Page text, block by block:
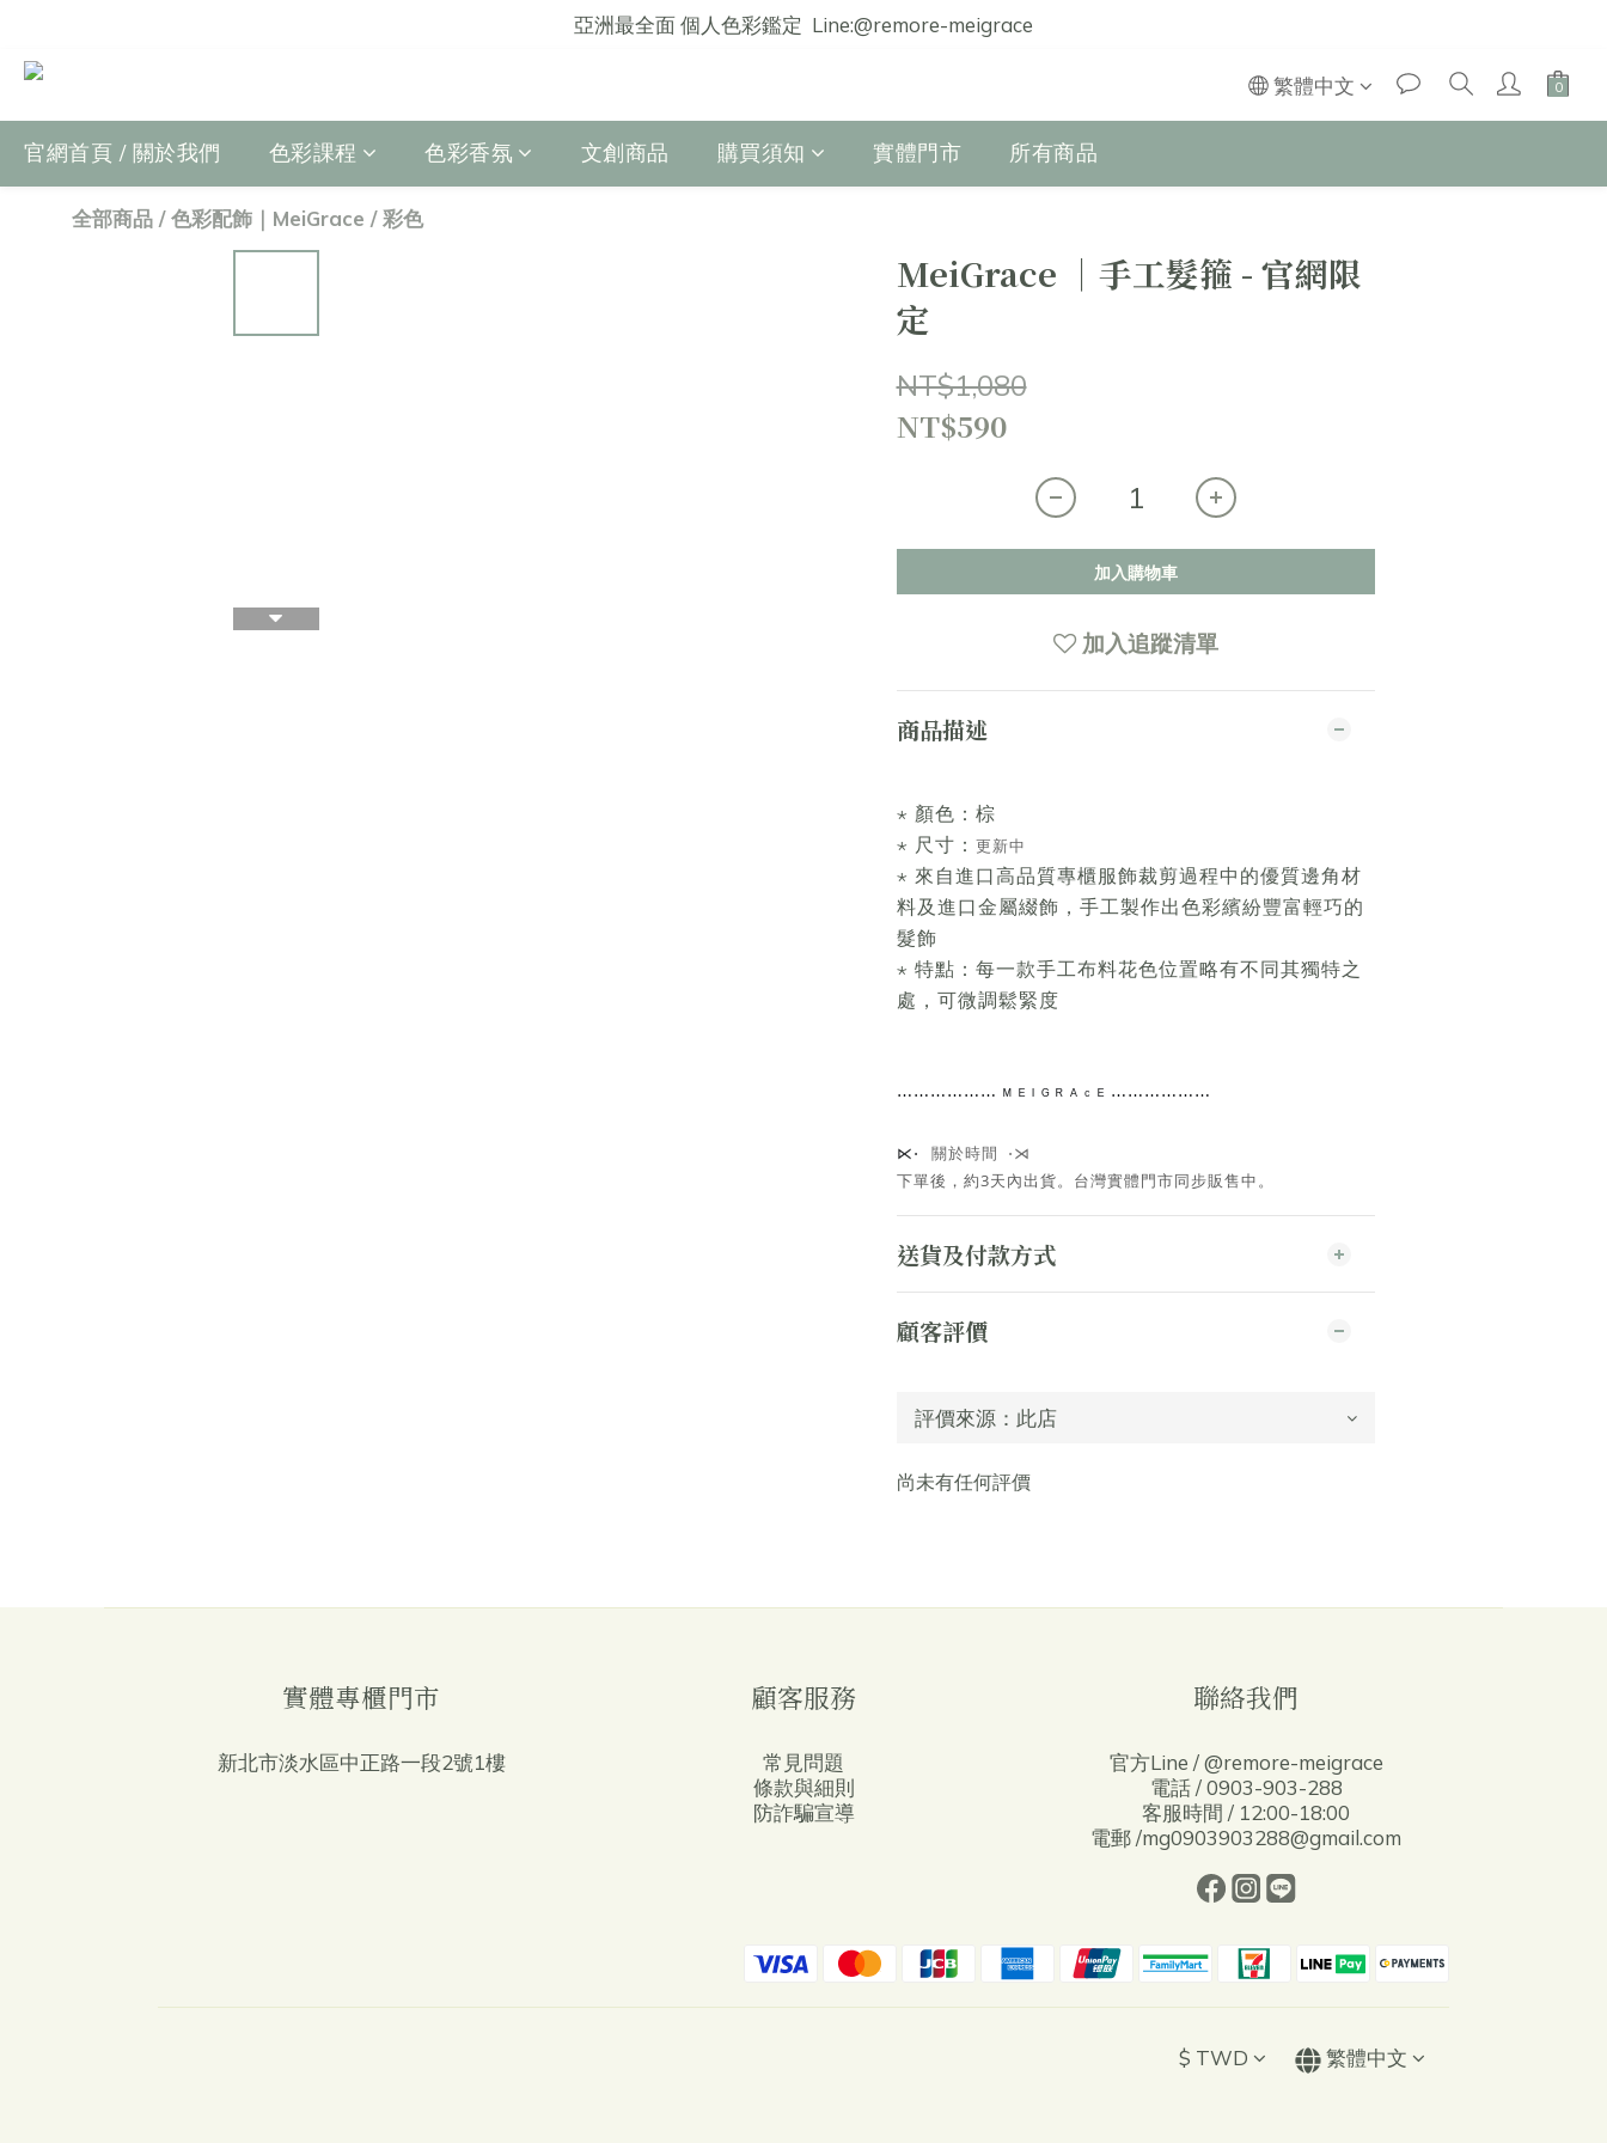
亞洲最全面 個人色彩鑑定  Line:@remore-meigrace
繁體中文
官網首頁 / 關於我們 色彩課程 色彩香氛 文創商品 購買須知 實體門市 所有商品
全部商品 /色彩配飾｜MeiGrace /彩色
MeiGrace │手工髮箍 - 官網限
定
NT$1,080
NT$590
加入購物車
加入追蹤清單
商品描述
⋆ 顏色：棕
⋆ 尺寸： 更新中
⋆ 來自進口高品質專櫃服飾裁剪過程中的優質邊角材
料及進口金屬綴飾，手工製作出色彩繽紛豐富輕巧的
髮飾
⋆ 特點：每一款手工布料花色位置略有不同其獨特之
處，可微調鬆緊度
⋯⋯ ⋯⋯⋯⋯ ᴹ ᴱ ᴵ ᴳ ᴿ ᴬ ᶜ ᴱ ⋯⋯⋯⋯ ⋯⋯
⋉⋅ 關於時間 ⋅⋊
下單後，約3天內出貨。台灣實體門市同步販售中。
送貨及付款方式
顧客評價
尚未有任何評價
實體專櫃門市
新北市淡水區中正路一段2號1樓
顧客服務
常見問題
條款與細則
防詐騙宣導
聯絡我們
官方Line / @remore-meigrace
電話 / 0903-903-288
客服時間 / 12:00-18:00
電郵 /mg0903903288@gmail.com
$ TWD 繁體中文